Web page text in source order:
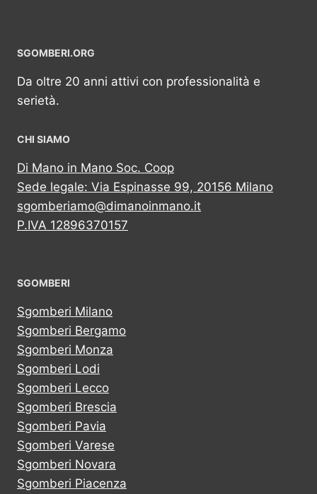
SGOMBERI.ORG
Da oltre 20 anni attivi con professionalità e
serietà.
CHI SIAMO
Di Mano in Mano Soc. Coop
Sede legale: Via Espinasse 99, 20156 Milano
sgomberiamo@dimanoinmano.it
P.IVA 12896370157
SGOMBERI
Sgomberi Milano
Sgomberi Bergamo
Sgomberi Monza
Sgomberi Lodi
Sgomberi Lecco
Sgomberi Brescia
Sgomberi Pavia
Sgomberi Varese
Sgomberi Novara
Sgomberi Piacenza